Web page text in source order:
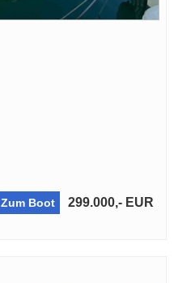
Zum Boot 299.000,- EUR